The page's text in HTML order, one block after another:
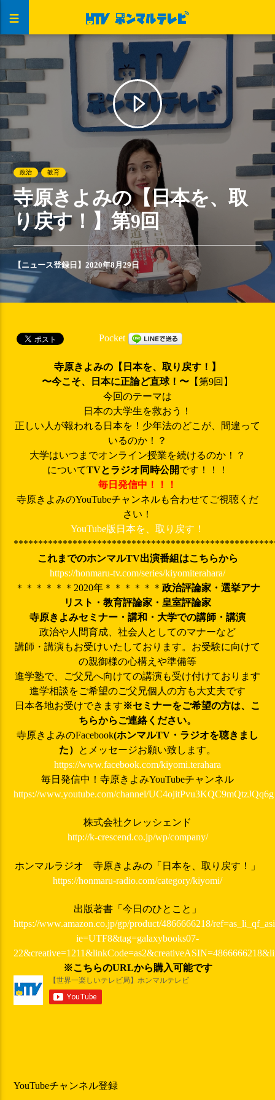
政治 教育
寺原きよみの【日本を、取
り戻す！】第9回
【ニュース登録日】2020年8月29日
Pocket
寺原きよみの【日本を、取り戻す！】
〜今こそ、日本に正論ど直球！〜 【第9回】
今回のテーマは
日本の大学生を救おう！
正しい人が報われる日本を！少年法のどこが、間違って
いるのか！？
大学はいつまでオンライン授業を続けるのか！？
についてTVとラジオ同時公開です！！！
毎日発信中！！！
寺原きよみのYouTubeチャンネルも合わせてご視聴くだ
さい！
YouTube版日本を、取り戻す！
これまでのホンマルTV出演番組はこちらから
https://honmaru-tv.com/series/kiyomiterahara/
＊＊＊＊＊＊2020年＊＊＊＊＊＊ 政治評論家・選挙アナ
リスト・教育評論家・皇室評論家
寺原きよみセミナー・講和・大学での講師・講演
政治や人間育成、社会人としてのマナーなど
講師・講演もお受けいたしております。お受験に向けて
の親御様の心構えや準備等
進学塾で、ご父兄へ向けての講演も受け付けております
進学相談をご希望のご父兄個人の方も大丈夫です
日本各地お受けできます※セミナーをご希望の方は、こ
ちらからご連絡ください。
寺原きよみのFacebook(ホンマルTV・ラジオを聴きまし
た）
とメッセージお願い致します。
https://www.facebook.com/kiyomi.terahara
毎日発信中！寺原きよみYouTubeチャンネル
https://www.youtube.com/channel/UC4ojitPvu3KQC9mQtzJQq6g
株式会社クレッシェンド
http://k-crescend.co.jp/wp/company/
ホンマルラジオ 寺原きよみの「日本を、取り戻す！」
https://honmaru-radio.com/category/kiyomi/
出版著書「今日のひとこと」
https://www.amazon.co.jp/gp/product/4866666218/
ie=UTF8&tag=galaxybooks07-
※こちらのURLから購入可能です
YouTubeチャンネル登録